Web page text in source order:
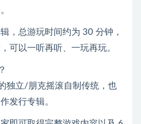
，总游玩时间约为 30 分钟，
可以一听再听、一玩再玩。
独立/朋克摇滚自制传统，也
发行专辑。